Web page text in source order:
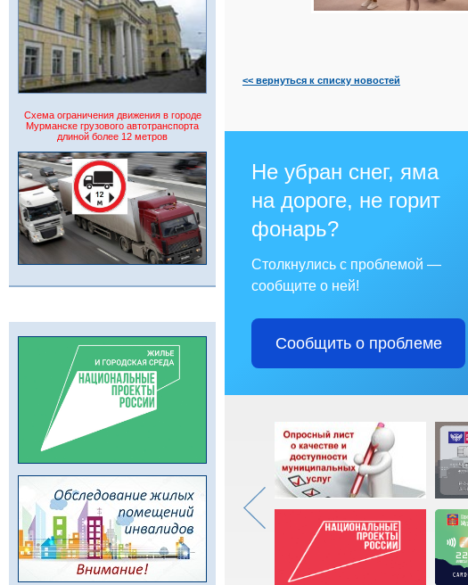
Схема ограничения движения в городе
Мурманске грузового автотранспорта
длиной более 12 метров
<< вернуться к списку новостей
Не убран снег, яма
на дороге, не горит
фонарь?
Столкнулись с проблемой —
сообщите о ней!
Сообщить о проблеме